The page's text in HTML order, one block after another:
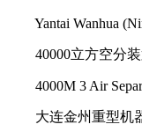
Yantai Wanhua
40000立方空分装
4000M 3 Air
大连金州重型机